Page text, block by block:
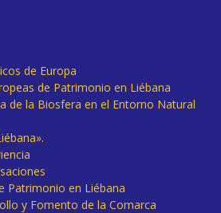
de Europa
de Patrimonio en Liébana
de la Biosfera en el Entorno Natural
Patrimonio en Liébana
y Fomento de la Comarca